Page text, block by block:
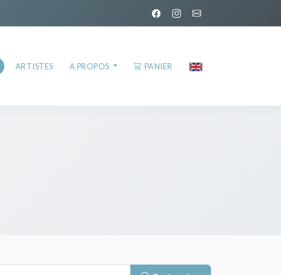
ARTISTES A PROPOS PANIER